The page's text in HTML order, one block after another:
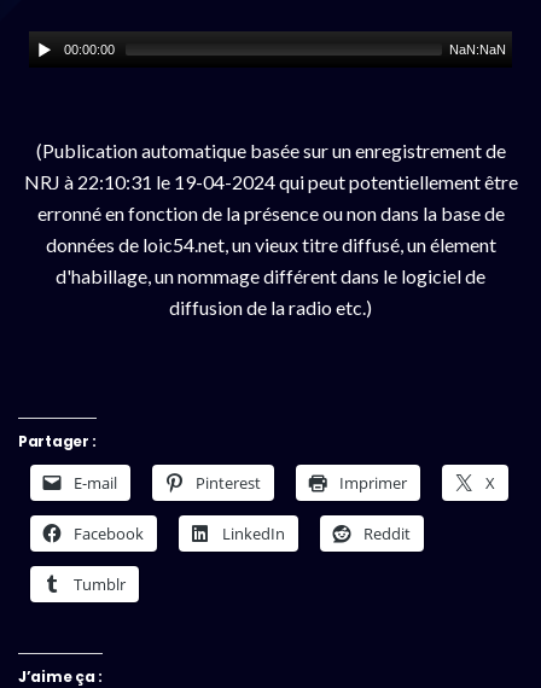
00:00:00 NaN:NaN
(Publication automatique basée sur un enregistrement de
NRJ à 22:10:31 le 19-04-2024 qui peut potentiellement être
erronné en fonction de la présence ou non dans la base de
données de loic54.net, un vieux titre diffusé, un élement
d'habillage, un nommage différent dans le logiciel de
diffusion de la radio etc.)
Partager :
E-mail Pinterest Imprimer X
Facebook LinkedIn Reddit
Tumblr
J’aime ça :